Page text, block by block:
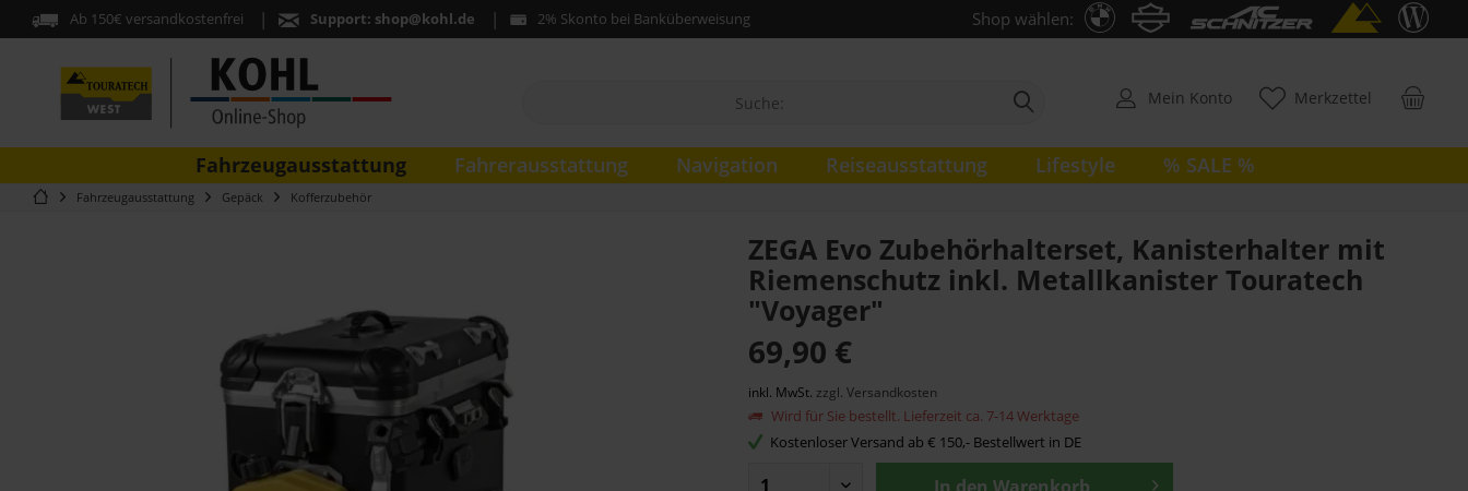
Ab 150€ versandkostenfrei Support: shop@kohl.de 2% Skonto bei Banküberweisung Shop wählen:
Merkzettel
Mein Konto
Fahrzeugausstattung Fahrerausstattung Navigation Reiseausstattung Lifestyle % SALE %
Fahrzeugausstattung Gepäck Kofferzubehör
ZEGA Evo Zubehörhalterset, Kanisterhalter mit
Riemenschutz inkl. Metallkanister Touratech
"Voyager"
69,90 €
inkl. MwSt. zzgl. Versandkosten
Wird für Sie bestellt. Lieferzeit ca. 7-14 Werktage
Kostenloser Versand ab € 150,- Bestellwert in DE